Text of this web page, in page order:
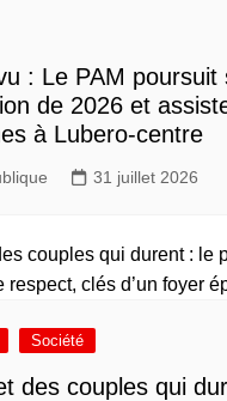
: Le PAM poursuit
de 2026 et
à Lubero-centre
31 juillet 2026
Société
des couples qui